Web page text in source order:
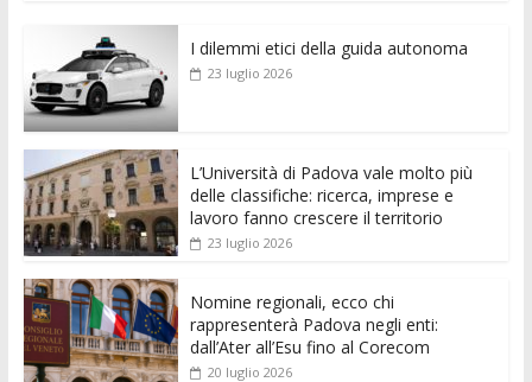
e
b
o
o
k
itt
er
ai
l s
p
ss
e
er
di e di
I dilemmi etici della guida autonoma
23 luglio 2026
L’Università di Padova vale molto più
delle classifiche: ricerca, imprese e
lavoro fanno crescere il territorio
23 luglio 2026
Nomine regionali, ecco chi
rappresenterà Padova negli enti:
dall’Ater all’Esu fino al Corecom
20 luglio 2026